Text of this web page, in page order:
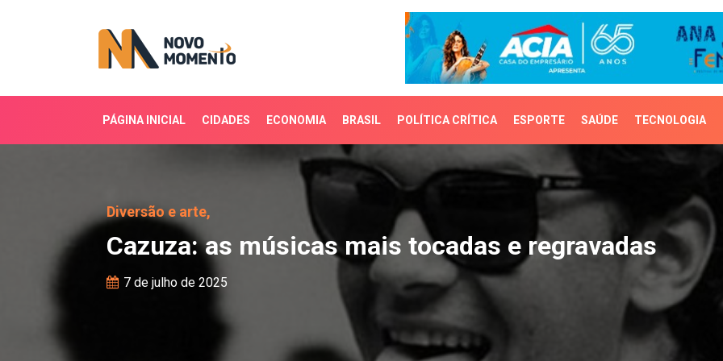
PÁGINA INICIAL CIDADES ECONOMIA BRASIL POLÍTICA CRÍTICA ESPORTE SAÚDE TECNOLOGIA
Cazuza: as músicas mais tocadas e regravadas
Diversão e arte,
Cazuza: as músicas mais tocadas e regravadas
7 de julho de 2025